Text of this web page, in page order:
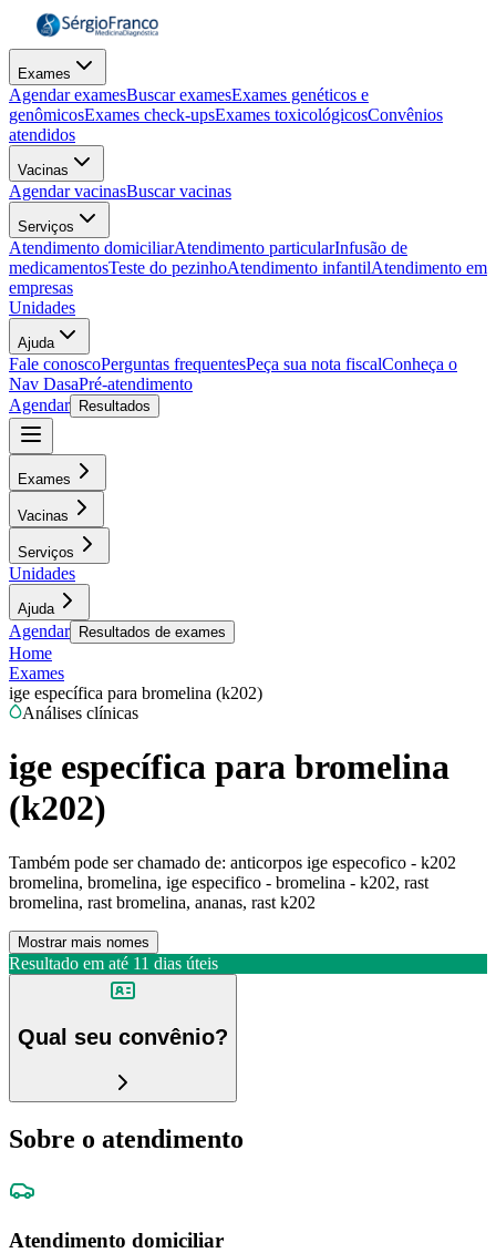
Exames
Agendar examesBuscar examesExames genéticos e
genômicosExames check-upsExames toxicológicosConvênios
atendidos
Vacinas
Agendar vacinasBuscar vacinas
Serviços
Atendimento domiciliarAtendimento particularInfusão de
medicamentosTeste do pezinhoAtendimento infantilAtendimento em
empresas
Unidades
Ajuda
Fale conoscoPerguntas frequentesPeça sua nota fiscalConheça o
Nav DasaPré-atendimento
Agendar
Resultados
Exames
Vacinas
Serviços
Unidades
Ajuda
Agendar Resultados de exames
Home
Exames
ige específica para bromelina (k202)
Análises clínicas
ige específica para bromelina
(k202)
Também pode ser chamado de: anticorpos ige especofico - k202
bromelina, bromelina, ige especifico - bromelina - k202, rast
bromelina, rast bromelina, ananas, rast k202
Mostrar mais nomes
Resultado em até 11 dias úteis
Qual seu convênio?
Sobre o atendimento
Atendimento domiciliar